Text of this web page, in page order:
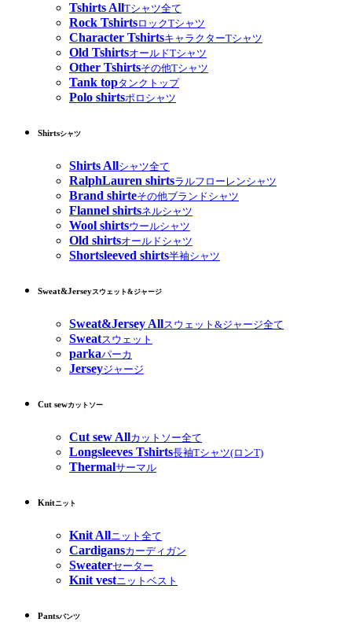
Tshirts AllTシャツ全て
Rock TshirtsロックTシャツ
Character TshirtsキャラクターTシャツ
Old TshirtsオールドTシャツ
Other Tshirtsその他Tシャツ
Tank topタンクトップ
Polo shirtsポロシャツ
Shirtsシャツ
Shirts Allシャツ全て
RalphLauren shirtsラルフローレンシャツ
Brand shirteその他ブランドシャツ
Flannel shirtsネルシャツ
Wool shirtsウールシャツ
Old shirtsオールドシャツ
Shortsleeved shirts半袖シャツ
Sweat&Jerseyスウェット&ジャージ
Sweat&Jersey Allスウェット&ジャージ全て
Sweatスウェット
parkaパーカ
Jerseyジャージ
Cut sewカットソー
Cut sew Allカットソー全て
Longsleeves Tshirts長袖Tシャツ(ロンT)
Thermalサーマル
Knitニット
Knit Allニット全て
Cardigansカーディガン
Sweaterセーター
Knit vestニットベスト
Pantsパンツ